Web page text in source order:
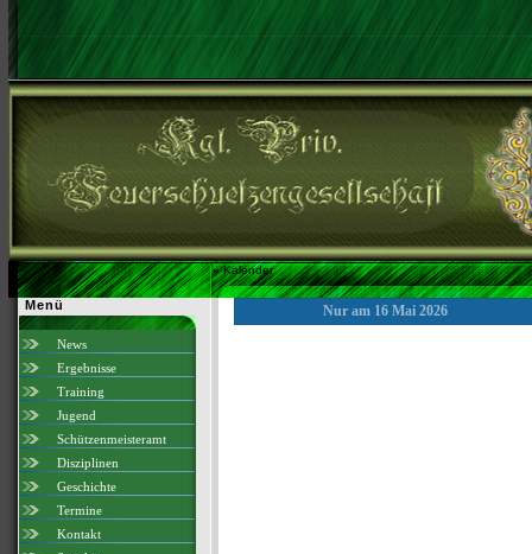
»Kalender
Menü
News
Ergebnisse
Training
Jugend
Schützenmeisteramt
Disziplinen
Geschichte
Termine
Kontakt
Nur am 16 Mai 2026